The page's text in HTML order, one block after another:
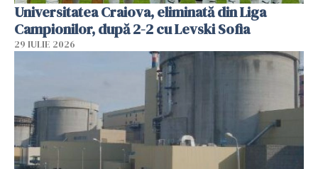
Universitatea Craiova, eliminată din Liga
Campionilor, după 2-2 cu Levski Sofia
29 IULIE 2026